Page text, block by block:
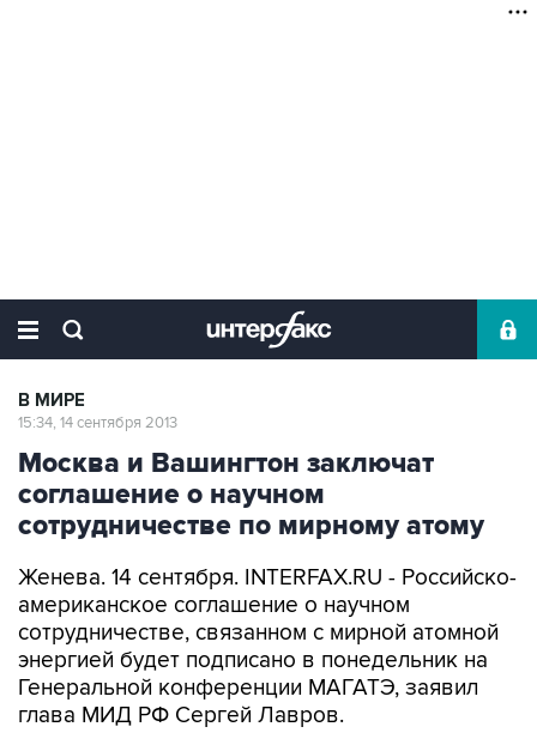
В МИРЕ
15:34, 14 сентября 2013
Москва и Вашингтон заключат
соглашение о научном
сотрудничестве по мирному атому
Женева. 14 сентября. INTERFAX.RU - Российско-
американское соглашение о научном
сотрудничестве, связанном с мирной атомной
энергией будет подписано в понедельник на
Генеральной конференции МАГАТЭ, заявил
глава МИД РФ Сергей Лавров.